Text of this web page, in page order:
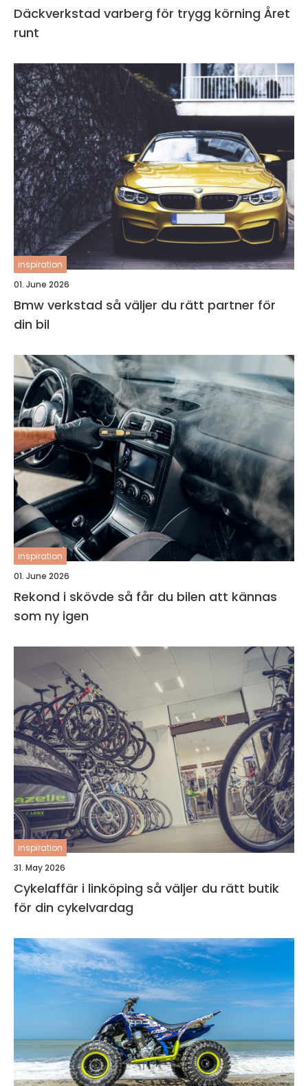
Däckverkstad varberg för trygg körning Året
runt
inspiration
01. June 2026
Bmw verkstad så väljer du rätt partner för
din bil
inspiration
01. June 2026
Rekond i skövde så får du bilen att kännas
som ny igen
inspiration
31. May 2026
Cykelaffär i linköping så väljer du rätt butik
för din cykelvardag